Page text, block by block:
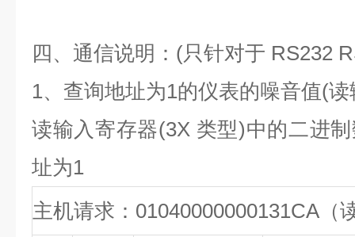
四、通信说明：(只针对于 RS232
1、查询地址为1的仪表的噪音值(
读输入寄存器(3X 类型)中的二进
址为1
主机请求：01040000000131CA（